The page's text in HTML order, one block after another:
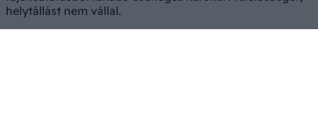
helytállást nem vállal.